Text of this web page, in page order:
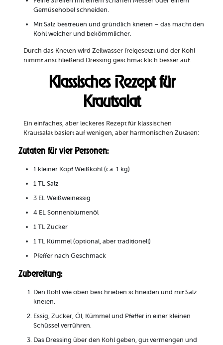
Gemüsehobel schneiden.
Mit Salz bestreuen und gründlich kneten – das macht den
Kohl weicher und bekömmlicher.
Durch das Kneten wird Zellwasser freigesetzt und der Kohl
nimmt anschließend Dressing geschmacklich besser auf.
Klassisches Rezept für
Krautsalat
Ein einfaches, aber leckeres Rezept für klassischen
Krautsalat basiert auf wenigen, aber harmonischen Zutaten:
Zutaten für vier Personen:
1 kleiner Kopf Weißkohl (ca. 1 kg)
1 TL Salz
3 EL Weißweinessig
4 EL Sonnenblumenöl
1 TL Zucker
1 TL Kümmel (optional, aber traditionell)
Pfeffer nach Geschmack
Zubereitung:
Den Kohl wie oben beschrieben schneiden und mit Salz
kneten.
Essig, Zucker, Öl, Kümmel und Pfeffer in einer kleinen
Schüssel verrühren.
Das Dressing über den Kohl geben, gut vermengen und